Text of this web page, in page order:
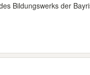
Bildungswerks der